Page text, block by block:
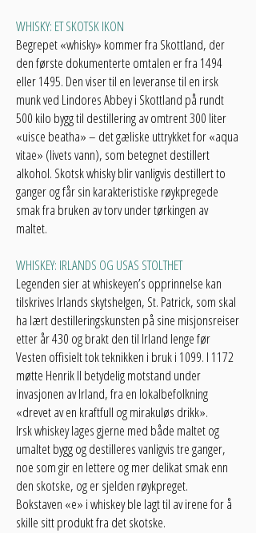
WHISKY: ET SKOTSK IKON
Begrepet «whisky» kommer fra Skottland, der
den første dokumenterte omtalen er fra 1494
eller 1495. Den viser til en leveranse til en irsk
munk ved Lindores Abbey i Skottland på rundt
500 kilo bygg til destillering av omtrent 300 liter
«uisce beatha» – det gæliske uttrykket for «aqua
vitae» (livets vann), som betegnet destillert
alkohol. Skotsk whisky blir vanligvis destillert to
ganger og får sin karakteristiske røykpregede
smak fra bruken av torv under tørkingen av
maltet.
WHISKEY: IRLANDS OG USAS STOLTHET
Legenden sier at whiskeyen’s opprinnelse kan
tilskrives Irlands skytshelgen, St. Patrick, som skal
ha lært destilleringskunsten på sine misjonsreiser
etter år 430 og brakt den til Irland lenge før
Vesten offisielt tok teknikken i bruk i 1099. I 1172
møtte Henrik II betydelig motstand under
invasjonen av Irland, fra en lokalbefolkning
«drevet av en kraftfull og mirakuløs drikk».
Irsk whiskey lages gjerne med både maltet og
umaltet bygg og destilleres vanligvis tre ganger,
noe som gir en lettere og mer delikat smak enn
den skotske, og er sjelden røykpreget.
Bokstaven «e» i whiskey ble lagt til av irene for å
skille sitt produkt fra det skotske.